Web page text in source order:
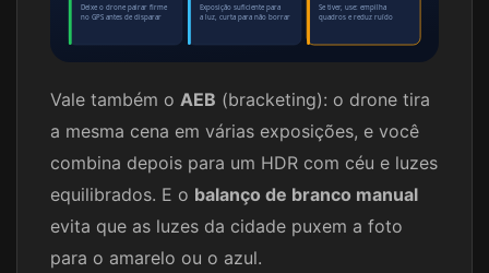
Deixe o drone pairar firme
no GPS antes de disparar
Exposição suficiente para
a luz, curta para não borrar
Se tiver, use: empilha
quadros e reduz ruído
Vale também o AEB (bracketing): o drone tira
a mesma cena em várias exposições, e você
combina depois para um HDR com céu e luzes
equilibrados. E o balanço de branco manual
evita que as luzes da cidade puxem a foto
para o amarelo ou o azul.